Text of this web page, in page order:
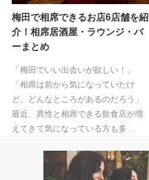
梅田で相席できるお店6店舗を紹
介！相席居酒屋・ラウンジ・バ
ーまとめ
「梅田でいい出会いが欲しい！」
「相席は前から気になっていたけ
ど、どんなところがあるのだろう」
最近、異性と相席できる飲食店が増
えてきて気になっている方も多…